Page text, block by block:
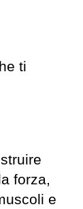
ti
forza,
e